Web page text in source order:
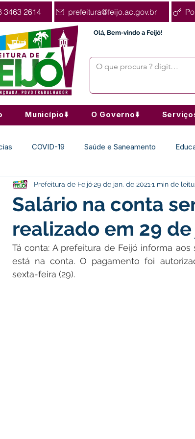
3463 2614 prefeitura@feijo.ac.gov.br
Olá, Bem-vindo a Feijó!
Município⬇️ O Governo⬇️
COVID-19 Saúde e Saneamento
Nota de Pesar Desporto Cultura e Lazer
Ambiente e Turismo Datas Comemorativas
e Parcerias Dengue Informativo e
Salário na conta
realizado em 29
Prefeitura de Feijó29 de jan. de 2021 1 min de
Tá conta: A prefeitura de Feijó informa
está na conta. O pagamento foi
sexta-feira (29).